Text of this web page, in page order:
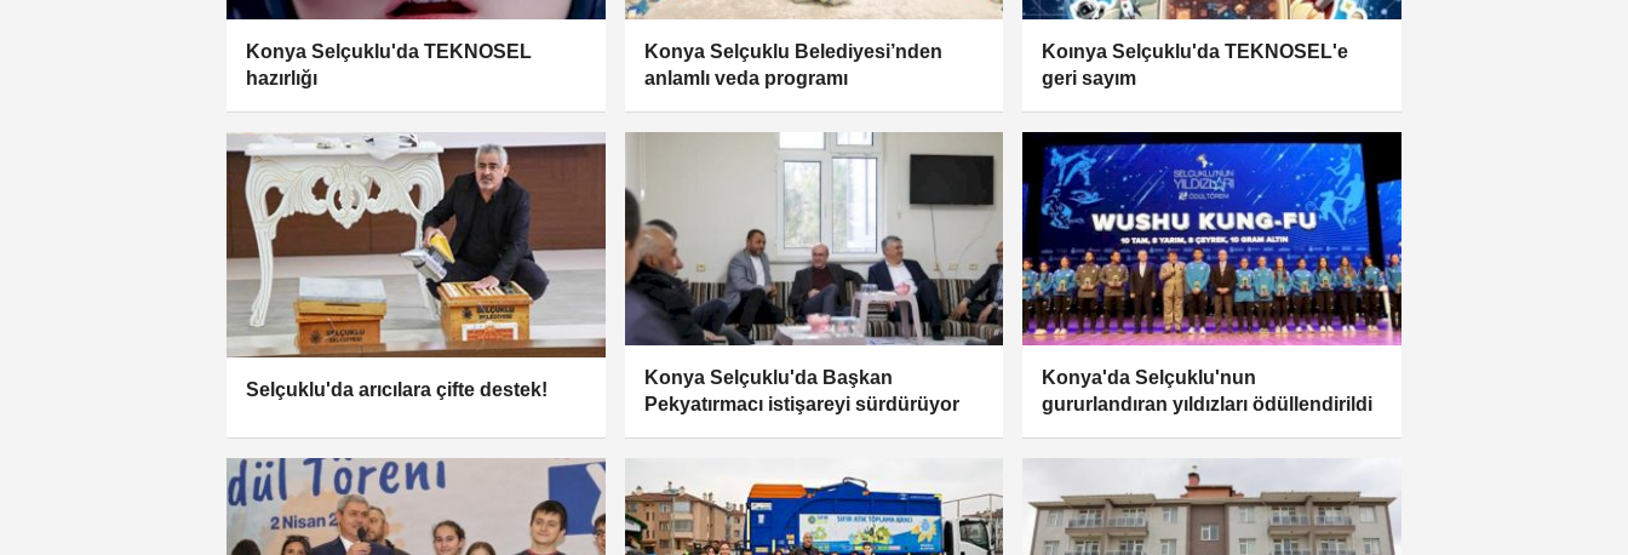
Konya Selçuklu'da TEKNOSEL
hazırlığı
Konya Selçuklu Belediyesi’nden
anlamlı veda programı
Koınya Selçuklu'da TEKNOSEL'e
geri sayım
Selçuklu'da arıcılara çifte destek!
Konya Selçuklu'da Başkan
Pekyatırmacı istişareyi sürdürüyor
Konya'da Selçuklu'nun
gururlandıran yıldızları ödüllendirildi